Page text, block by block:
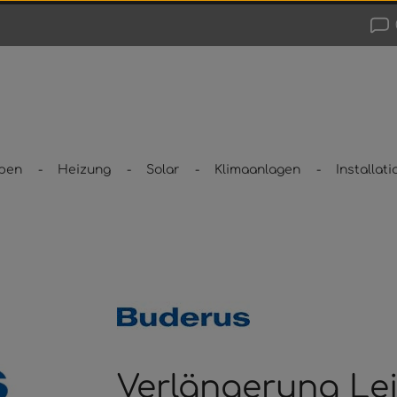
Heizung Solar Klimaanlagen
Verlängerung